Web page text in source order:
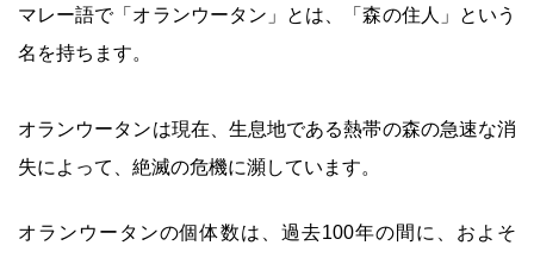
マレー語で「オランウータン」とは、「森の住人」という
名を持ちます。
オランウータンは現在、生息地である熱帯の森の急速な消
失によって、絶滅の危機に瀕しています。
オランウータンの個体数は、過去100年の間に、およそ